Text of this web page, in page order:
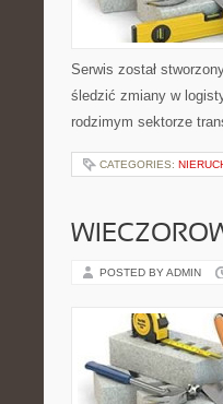
Serwis został
śledzić zmiany w
rodzimym sektorze
CATEGORIES:
POSTED BY ADMIN